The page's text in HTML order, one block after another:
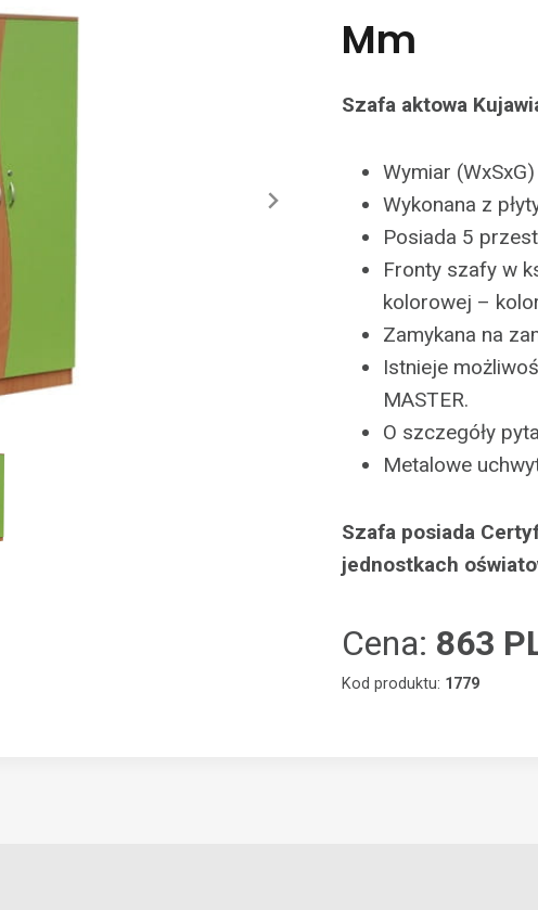
Mm
Szafa aktowa
Wymiar
Wykonana z
Posiada 5
Fronty szafy w
kolorowej –
Zamykana na
Istnieje
MASTER.
O szczegóły
Metalowe
Szafa posiada
jednostkach
Cena: 863
Kod produktu: 1779